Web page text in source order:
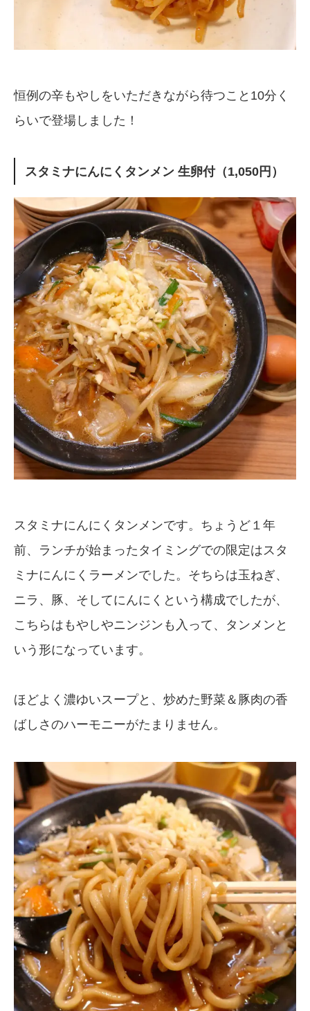
恒例の辛もやしをいただきながら待つこと10分く
らいで登場しました！
スタミナにんにくタンメン 生卵付（1,050円）
スタミナにんにくタンメンです。ちょうど１年
前、ランチが始まったタイミングでの限定はスタ
ミナにんにくラーメンでした。そちらは玉ねぎ、
ニラ、豚、そしてにんにくという構成でしたが、
こちらはもやしやニンジンも入って、タンメンと
いう形になっています。
ほどよく濃ゆいスープと、炒めた野菜＆豚肉の香
ばしさのハーモニーがたまりません。